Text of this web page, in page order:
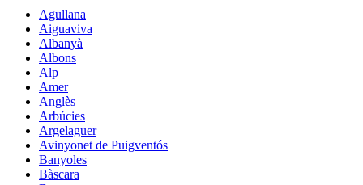
Agullana
Aiguaviva
Albanyà
Albons
Alp
Amer
Anglès
Arbúcies
Argelaguer
Avinyonet de Puigventós
Banyoles
Bàscara